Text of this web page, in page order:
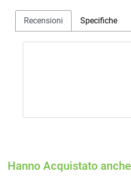
Recensioni Specifiche
Hanno Acquistato anche